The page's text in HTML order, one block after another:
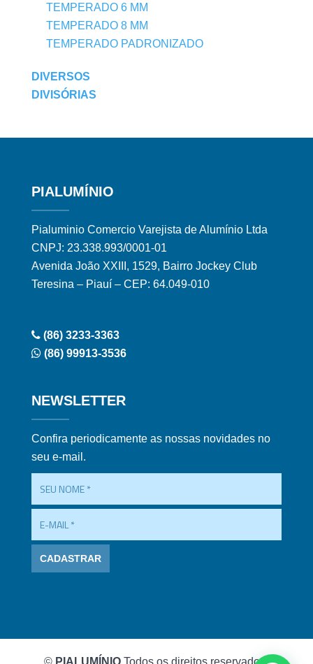
TEMPERADO 6 MM
TEMPERADO 8 MM
TEMPERADO PADRONIZADO
DIVERSOS
DIVISÓRIAS
PIALUMÍNIO
Pialuminio Comercio Varejista de Alumínio Ltda
CNPJ: 23.338.993/0001-01
Avenida João XXIII, 1529, Bairro Jockey Club
Teresina – Piauí – CEP: 64.049-010
(86) 3233-3363
(86) 99913-3536
NEWSLETTER
Confira periodicamente as nossas novidades no
seu e-mail.